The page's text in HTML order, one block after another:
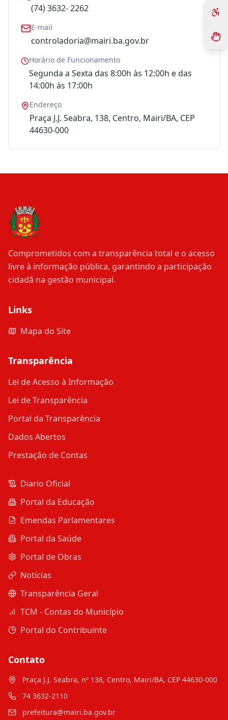
(74) 3632- 2262
E-mail
controladoria@mairi.ba.gov.br
Horário de Funcionamento
Segunda a Sexta das 8:00h às 12:00h e das
14:00h às 17:00h
Endereço
Praça J.J. Seabra, 138, Centro, Mairi/BA, CEP
44630-000
Comprometidos com a transparência total e o acesso
livre à informação pública, garantindo a participação
cidadã na gestão municipal.
Links
Mapa do Site
Transparência
Lei de Acesso à Informação
Lei de Transparência
Portal da Transparência
Dados Abertos
Prestação de Contas
Diario Oficial
Portal da Educação
Emendas Parlamentares
Portal da Saúde
Portal de Obras
Notícias
Transparência Geral
TCM - Contas do Município
Portal do Contribuinte
Contato
Praça J.J. Seabra, nº 138, Centro, Mairi/BA, CEP 44630-000
74 3632-2110
prefeitura@mairi.ba.gov.br